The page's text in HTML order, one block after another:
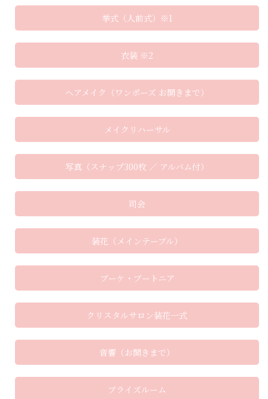
挙式（人前式）※1
衣装 ※2
ヘアメイク（ワンポーズ お開きまで）
メイクリハーサル
写真（スナップ300枚 ／ アルバム付）
司会
装花（メインテーブル）
ブーケ・ブートニア
クリスタルサロン装花一式
音響（お開きまで）
ブライズルーム